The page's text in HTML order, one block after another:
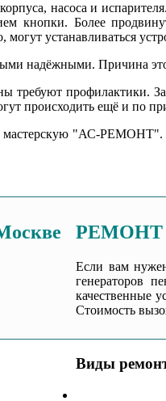
насоса и
кнопки. Более
могут устанавливаться
надёжными. Причина
требуют профилактики.
происходить ещё и по
мастерскую "АС-РЕМОНТ".
Если вам
генераторов
качественные
Стоимость
Виды